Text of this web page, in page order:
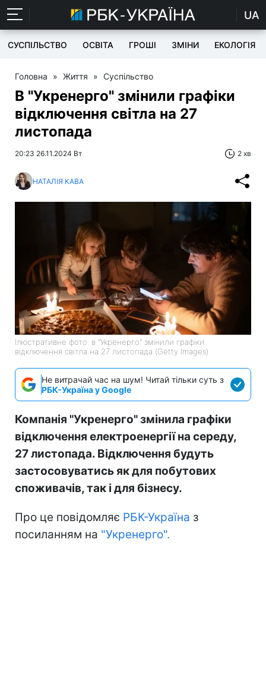
UA
СУСПІЛЬСТВО ОСВІТА ГРОШІ ЗМІНИ ЕКОЛОГІЯ
Головна » Життя » Суспільство
В "Укренерго" змінили графіки
відключення світла на 27
листопада
20:23 26.11.2024 Вт 2 хв
НАТАЛІЯ КАВА
Ілюстративне фото: в "Укренерго" змінили графіки
відключення світла на 27 листопада (Getty Images)
Не витрачай час на шум! Читай тільки суть з
РБК-Україна у Google
Компанія "Укренерго" змінила графіки
відключення електроенергії на середу,
27 листопада. Відключення будуть
застосовуватись як для побутових
споживачів, так і для бізнесу.
Про це повідомляє РБК-Україна з
посиланням на "Укренерго".